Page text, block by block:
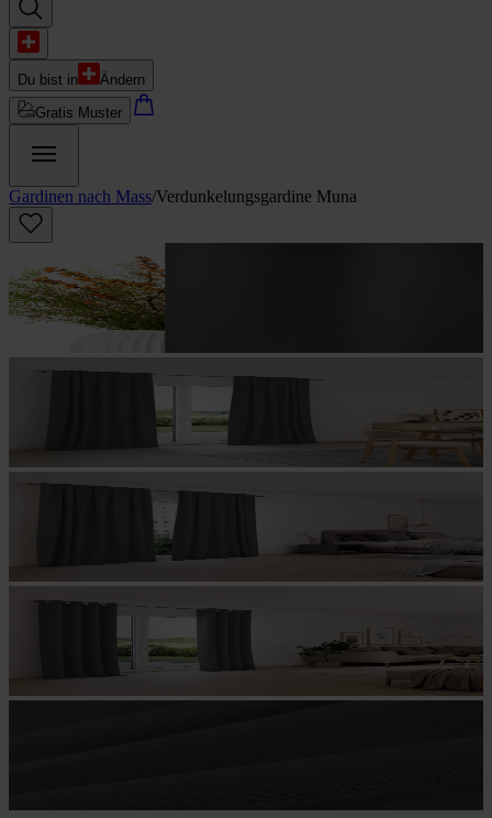
Du bist in
Ändern
Gratis Muster
Gardinen nach Mass/Verdunkelungs­gardine Muna